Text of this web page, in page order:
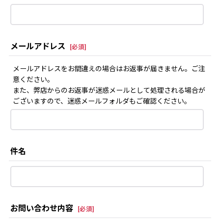
メールアドレス [必須]
メールアドレスをお間違えの場合はお返事が届きません。ご注
意ください。
また、弊店からのお返事が迷惑メールとして処理される場合が
ございますので、迷惑メールフォルダもご確認ください。
件名
お問い合わせ内容 [必須]